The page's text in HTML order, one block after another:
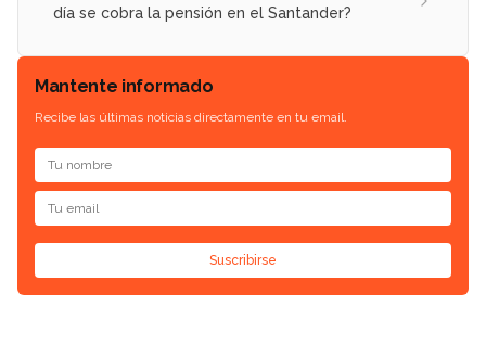
día se cobra la pensión en el Santander?
Mantente informado
Recibe las últimas noticias directamente en tu email.
Suscribirse